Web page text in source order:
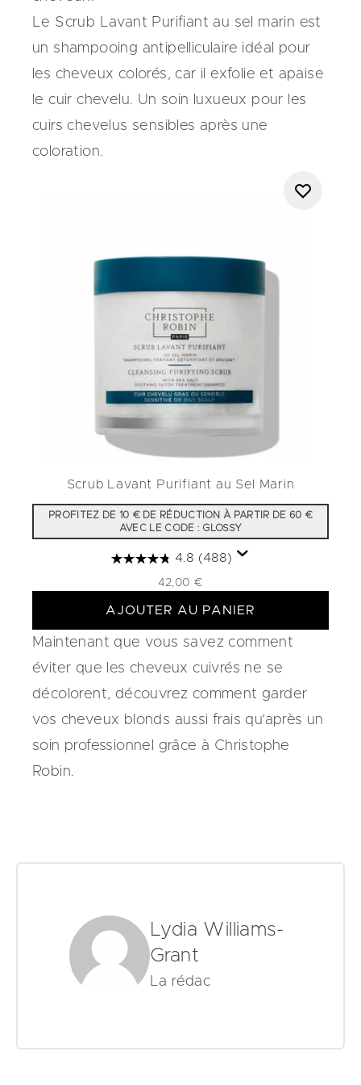
Le Scrub Lavant Purifiant au sel marin est
un shampooing antipelliculaire idéal pour
les cheveux colorés, car il exfolie et apaise
le cuir chevelu. Un soin luxueux pour les
cuirs chevelus sensibles après une
coloration.
Scrub Lavant Purifiant au Sel Marin
PROFITEZ DE 10 € DE RÉDUCTION À PARTIR DE 60 €
AVEC LE CODE : GLOSSY
4.8 (488)
42,00 €
AJOUTER AU PANIER
Maintenant que vous savez comment
éviter que les cheveux cuivrés ne se
décolorent, découvrez comment garder
vos cheveux blonds aussi frais qu’après un
soin professionnel grâce à Christophe
Robin.
Lydia Williams-
Grant
La rédac